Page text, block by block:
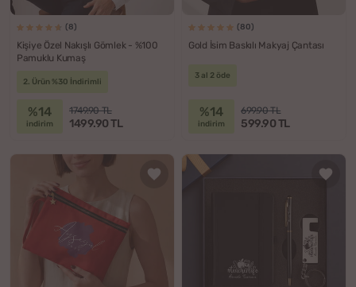
(8)
Kişiye Özel Nakışlı Gömlek - %100
Pamuklu Kumaş
2. Ürün %30 İndirimli
%14
indirim
1749.90 TL
1499.90 TL
(80)
Gold İsim Baskılı Makyaj Çantası
3 al 2 öde
%14
indirim
699.90 TL
599.90 TL